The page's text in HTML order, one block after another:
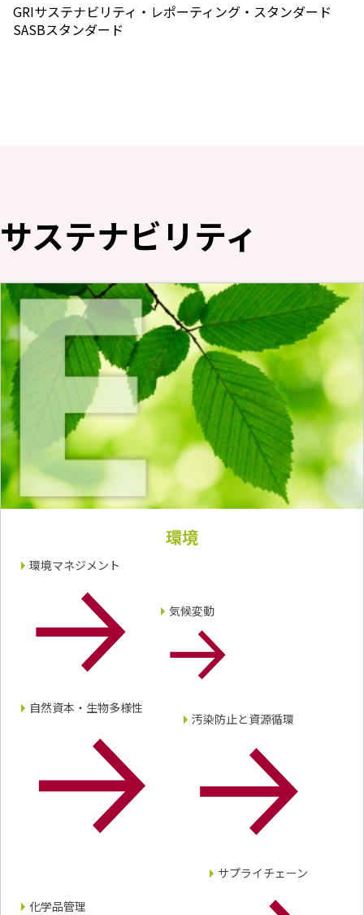
キャリア採用
NAGASEグループ採用情報
GRIサステナビリティ・レポーティング・スタンダード
SASBスタンダード
サステナビリティ
環境
環境マネジメント
気候変動
自然資本・生物多様性
汚染防止と資源循環
化学品管理
サプライチェーン